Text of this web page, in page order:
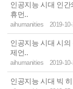
인공지능 시대 인
휴먼..
aihumanities 2019-
인공지능 시대 시
제언..
aihumanities 2019-
인공지능 시대 빅